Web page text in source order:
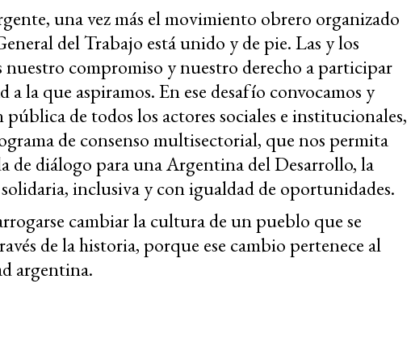
una vez más el movimiento obrero organizado
del Trabajo está unido y de pie. Las y los
nuestro compromiso y nuestro derecho a participar
a la que aspiramos. En ese desafío convocamos y
de todos los actores sociales e institucionales,
de consenso multisectorial, que nos permita
de diálogo para una Argentina del Desarrollo, la
inclusiva y con igualdad de oportunidades.
cambiar la cultura de un pueblo que se
de la historia, porque ese cambio pertenece al
argentina.